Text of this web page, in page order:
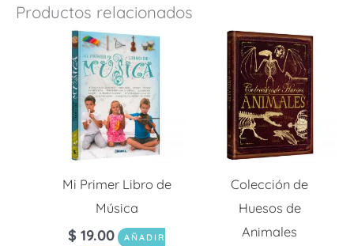
Productos relacionados
Mi Primer Libro de
Música
$ 19.00
AÑADIR
Colección de
Huesos de
Animales